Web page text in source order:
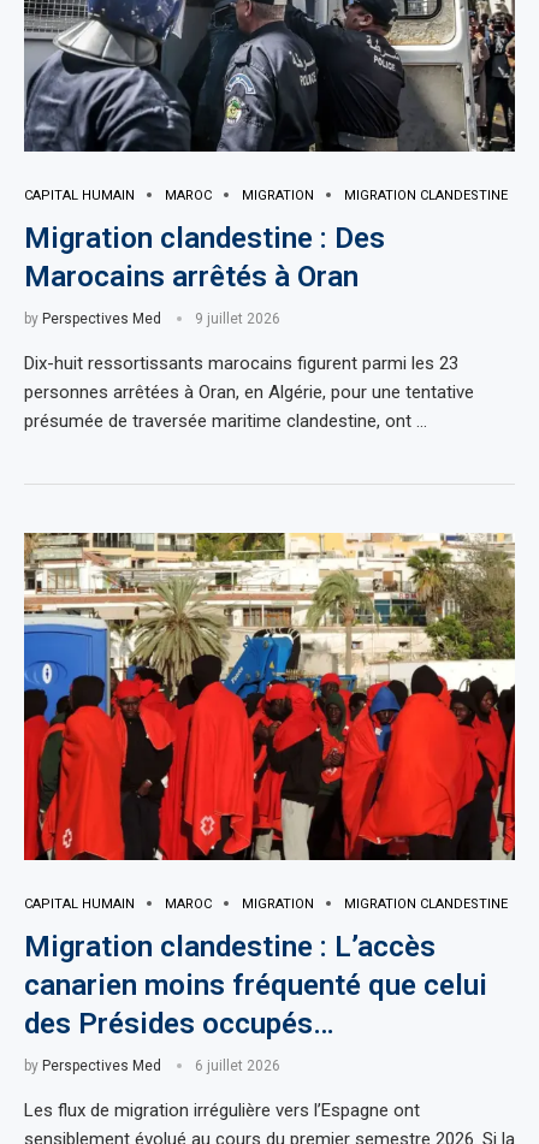
CAPITAL HUMAIN MAROC MIGRATION MIGRATION CLANDESTINE
Migration clandestine : Des
Marocains arrêtés à Oran
by Perspectives Med 9 juillet 2026
Dix-huit ressortissants marocains figurent parmi les 23
personnes arrêtées à Oran, en Algérie, pour une tentative
présumée de traversée maritime clandestine, ont …
CAPITAL HUMAIN MAROC MIGRATION MIGRATION CLANDESTINE
Migration clandestine : L’accès
canarien moins fréquenté que celui
des Présides occupés…
by Perspectives Med 6 juillet 2026
Les flux de migration irrégulière vers l’Espagne ont
sensiblement évolué au cours du premier semestre 2026. Si la